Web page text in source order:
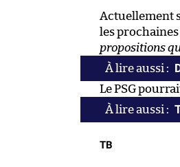
Actuellement
les prochaines
propositions
Le PSG
TB